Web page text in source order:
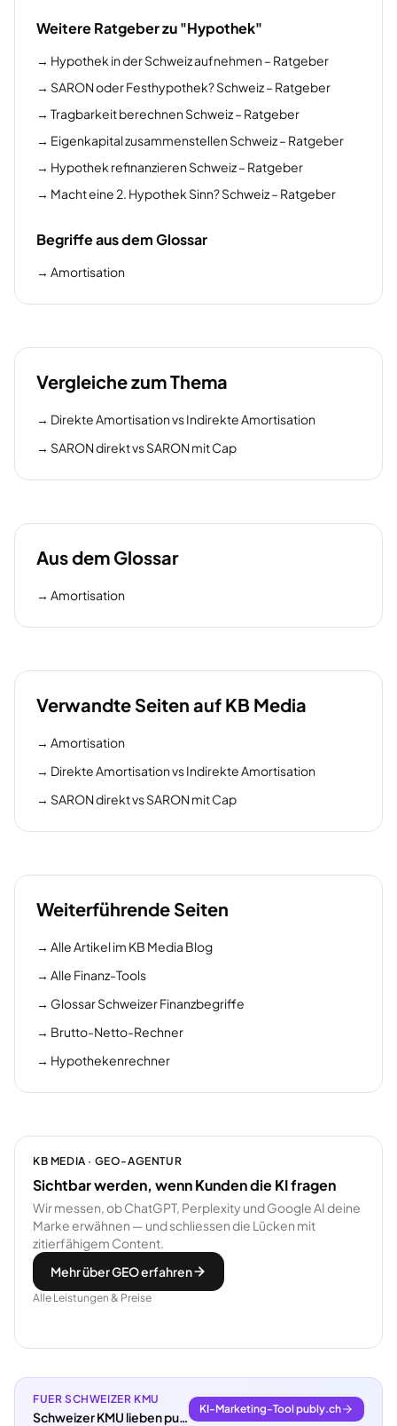
Weitere Ratgeber zu "Hypothek"
→ Hypothek in der Schweiz aufnehmen – Ratgeber
→ SARON oder Festhypothek? Schweiz – Ratgeber
→ Tragbarkeit berechnen Schweiz – Ratgeber
→ Eigenkapital zusammenstellen Schweiz – Ratgeber
→ Hypothek refinanzieren Schweiz – Ratgeber
→ Macht eine 2. Hypothek Sinn? Schweiz – Ratgeber
Begriffe aus dem Glossar
→ Amortisation
Vergleiche zum Thema
→ Direkte Amortisation vs Indirekte Amortisation
→ SARON direkt vs SARON mit Cap
Aus dem Glossar
→ Amortisation
Verwandte Seiten auf KB Media
→ Amortisation
→ Direkte Amortisation vs Indirekte Amortisation
→ SARON direkt vs SARON mit Cap
Weiterführende Seiten
→ Alle Artikel im KB Media Blog
→ Alle Finanz-Tools
→ Glossar Schweizer Finanzbegriffe
→ Brutto-Netto-Rechner
→ Hypothekenrechner
KB MEDIA · GEO-AGENTUR
Sichtbar werden, wenn Kunden die KI fragen
Wir messen, ob ChatGPT, Perplexity und Google AI deine
Marke erwähnen — und schliessen die Lücken mit
zitierfähigem Content.
Mehr über GEO erfahren
Alle Leistungen & Preise
FUER SCHWEIZER KMU
Schweizer KMU lieben publy.ch.
KI-Marketing-Tool publy.ch